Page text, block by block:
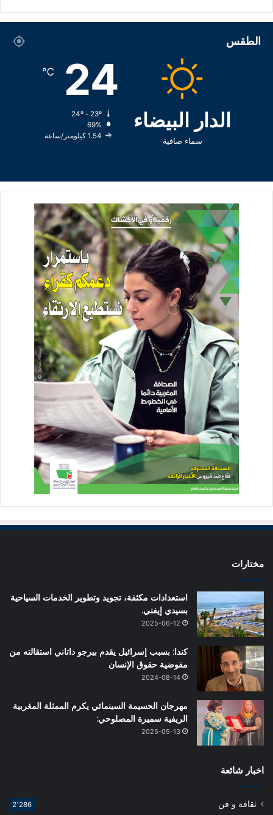
الطقس
الدار البيضاء
سماء صافية
24
℃
69%
1.54 كيلومتر/ساعة
مختارات
استعدادات مكثفة، تجويد وتطوير الخدمات السياحية
بسيدي إيفني.
2025-06-12
كندا: بسبب إسرائيل يقدم بيرجو داتاني استقالته من
مفوضية حقوق الإنسان
2024-08-14
مهرجان الحسيمة السينمائي يكرم الممثلة المغربية
الريفية سميرة المصلوحي:
2025-05-13
اخبار شائعة
ثقافة و فن 2٬286